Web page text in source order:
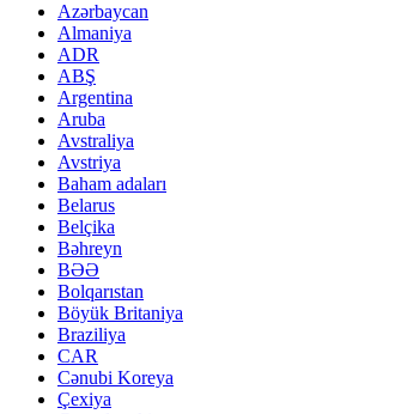
Azərbaycan
Almaniya
ADR
ABŞ
Argentina
Aruba
Avstraliya
Avstriya
Baham adaları
Belarus
Belçika
Bəhreyn
BƏƏ
Bolqarıstan
Böyük Britaniya
Braziliya
CAR
Cənubi Koreya
Çexiya